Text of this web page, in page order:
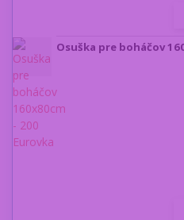
Osuška pre boháčov